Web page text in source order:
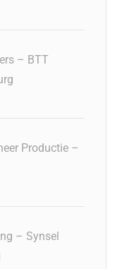
– BTT
Productie –
– Synsel